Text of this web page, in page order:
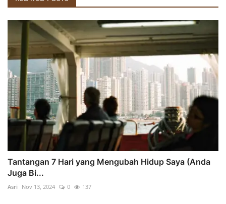
Tantangan 7 Hari yang Mengubah Hidup Saya (Anda
Juga Bi...
Asri Nov 13, 2024 0 137